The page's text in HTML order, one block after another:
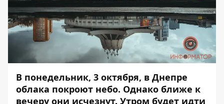
В понедельник, 3 октября, в Днепре
облака покроют небо. Однако ближе к
вечеру они исчезнут. Утром будет идти